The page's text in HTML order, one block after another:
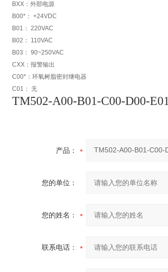
BXX：外部电源
B00*： +24VDC
B01： 220VAC
B02： 110VAC
B03： 90~250VAC
CXX：报警输出
C00*：环氧树脂密封继电器
C01： 无
TM502-A00-B01-C00-D00-E01
产品：
您的单位：
您的姓名：
联系电话：